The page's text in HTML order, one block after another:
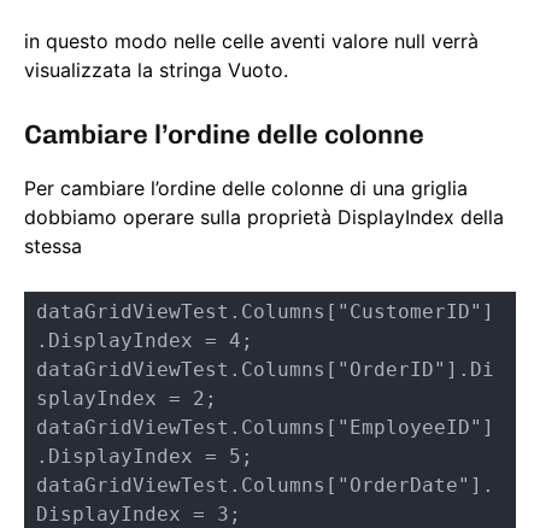
in questo modo nelle celle aventi valore null verrà
visualizzata la stringa Vuoto.
Cambiare l’ordine delle colonne
Per cambiare l’ordine delle colonne di una griglia
dobbiamo operare sulla proprietà DisplayIndex della
stessa
dataGridViewTest.Columns["CustomerID"]
.DisplayIndex = 4;
dataGridViewTest.Columns["OrderID"].Di
splayIndex = 2;
dataGridViewTest.Columns["EmployeeID"]
.DisplayIndex = 5;
dataGridViewTest.Columns["OrderDate"].
DisplayIndex = 3;